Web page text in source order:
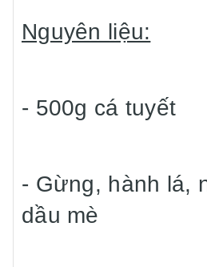
Nguyên liệu:
- 500g cá tuyết
- Gừng, hành lá,
dầu mè